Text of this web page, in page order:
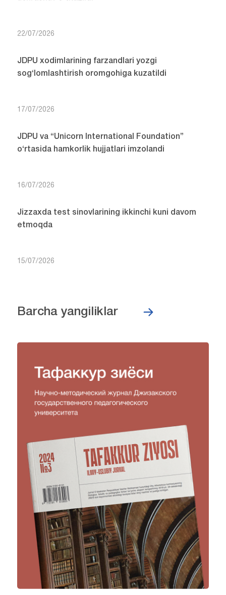
22/07/2026
JDPU xodimlarining farzandlari yozgi
sog‘lomlashtirish oromgohiga kuzatildi
17/07/2026
JDPU va “Unicorn International Foundation”
o‘rtasida hamkorlik hujjatlari imzolandi
16/07/2026
Jizzaxda test sinovlarining ikkinchi kuni davom
etmoqda
15/07/2026
Barcha yangiliklar